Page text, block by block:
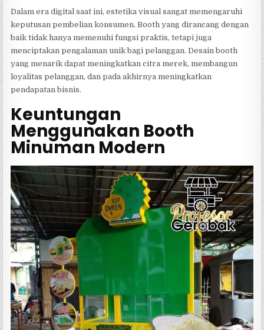
Dalam era digital saat ini, estetika visual sangat memengaruhi
keputusan pembelian konsumen. Booth yang dirancang dengan
baik tidak hanya memenuhi fungsi praktis, tetapi juga
menciptakan pengalaman unik bagi pelanggan. Desain booth
yang menarik dapat meningkatkan citra merek, membangun
loyalitas pelanggan, dan pada akhirnya meningkatkan
pendapatan bisnis.
Keuntungan
Menggunakan Booth
Minuman Modern